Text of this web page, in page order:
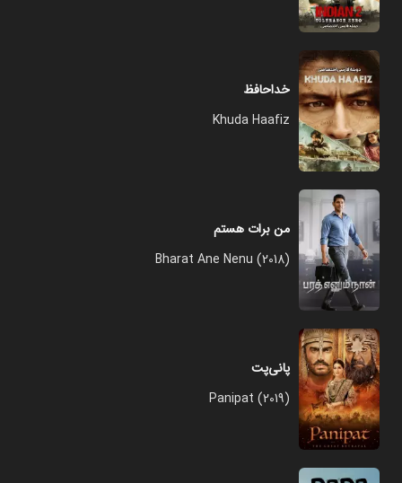
خداحافظ
Khuda Haafiz
من برات هستم
Bharat Ane Nenu (2018)
پانی‌پت
Panipat (2019)